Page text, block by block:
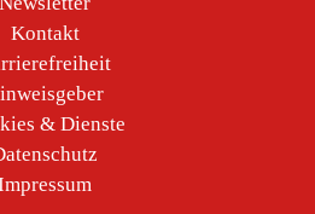
Kontakt
& Dienste